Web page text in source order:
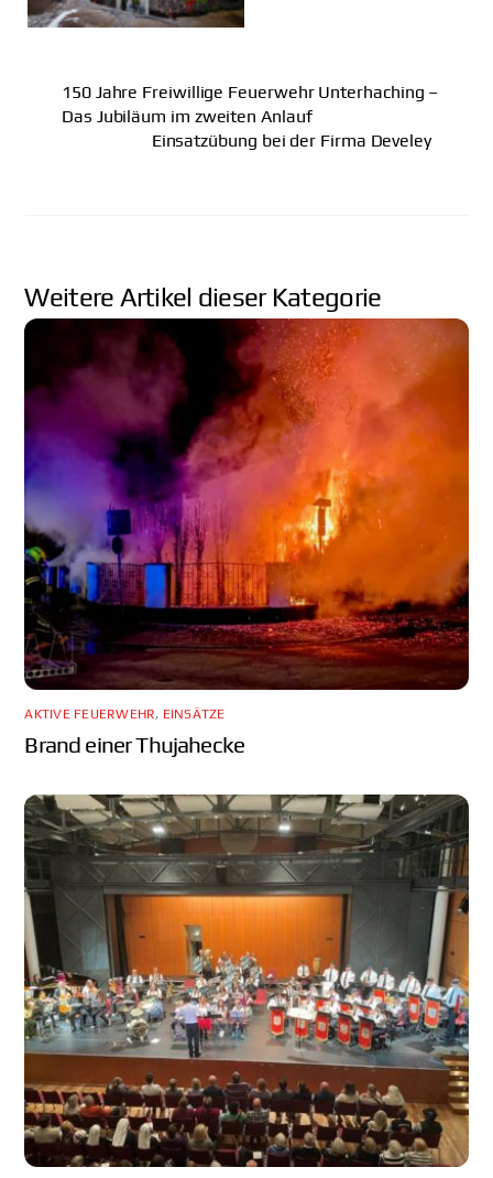
150 Jahre Freiwillige Feuerwehr Unterhaching –
Das Jubiläum im zweiten Anlauf
Einsatzübung bei der Firma Develey
AKTIVE FEUERWEHR, EINSÄTZE
Brand einer Thujahecke